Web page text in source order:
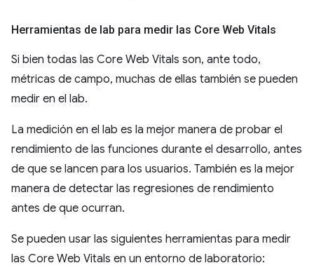
Herramientas de lab para medir las Core Web Vitals
Si bien todas las Core Web Vitals son, ante todo,
métricas de campo, muchas de ellas también se pueden
medir en el lab.
La medición en el lab es la mejor manera de probar el
rendimiento de las funciones durante el desarrollo, antes
de que se lancen para los usuarios. También es la mejor
manera de detectar las regresiones de rendimiento
antes de que ocurran.
Se pueden usar las siguientes herramientas para medir
las Core Web Vitals en un entorno de laboratorio: